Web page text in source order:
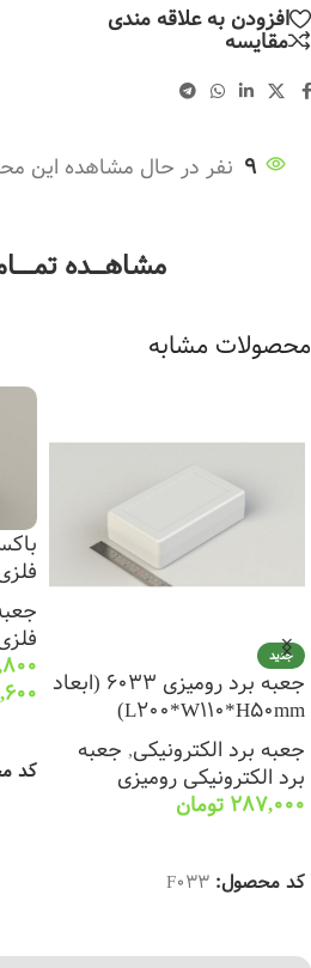
افزودن به علاقه مندی
مقایسه
9 نفر در حال مشاهده این
مشاهــــده
محصولات مشابه
جدید
جعبه برد رومیزی 6033 (ابعاد
L200*W110*H50mm)
جعبه برد الکترونیکی, جعبه
برد الکترونیکی رومیزی
287,000 تومان
کد محصول: F033
کد